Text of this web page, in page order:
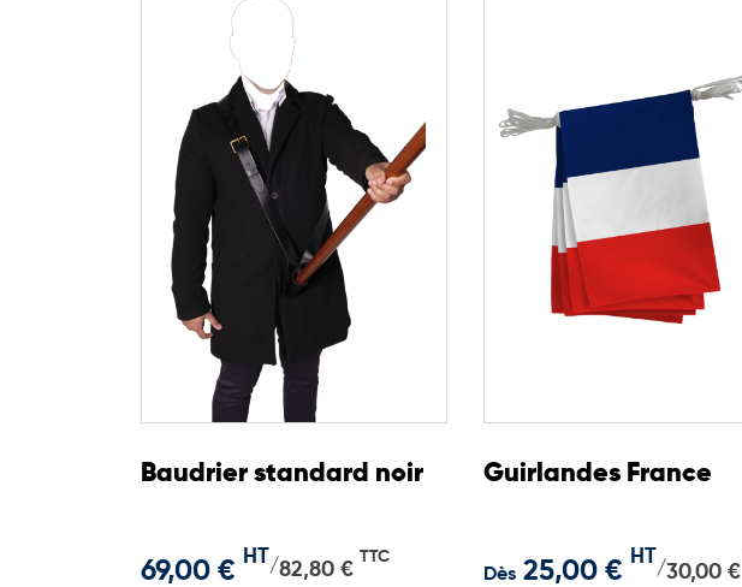
Baudrier standard noir
69,00 € HT/82,80 €
TTC
Guirlandes France
Dès 25,00 € HT
/30,00 €